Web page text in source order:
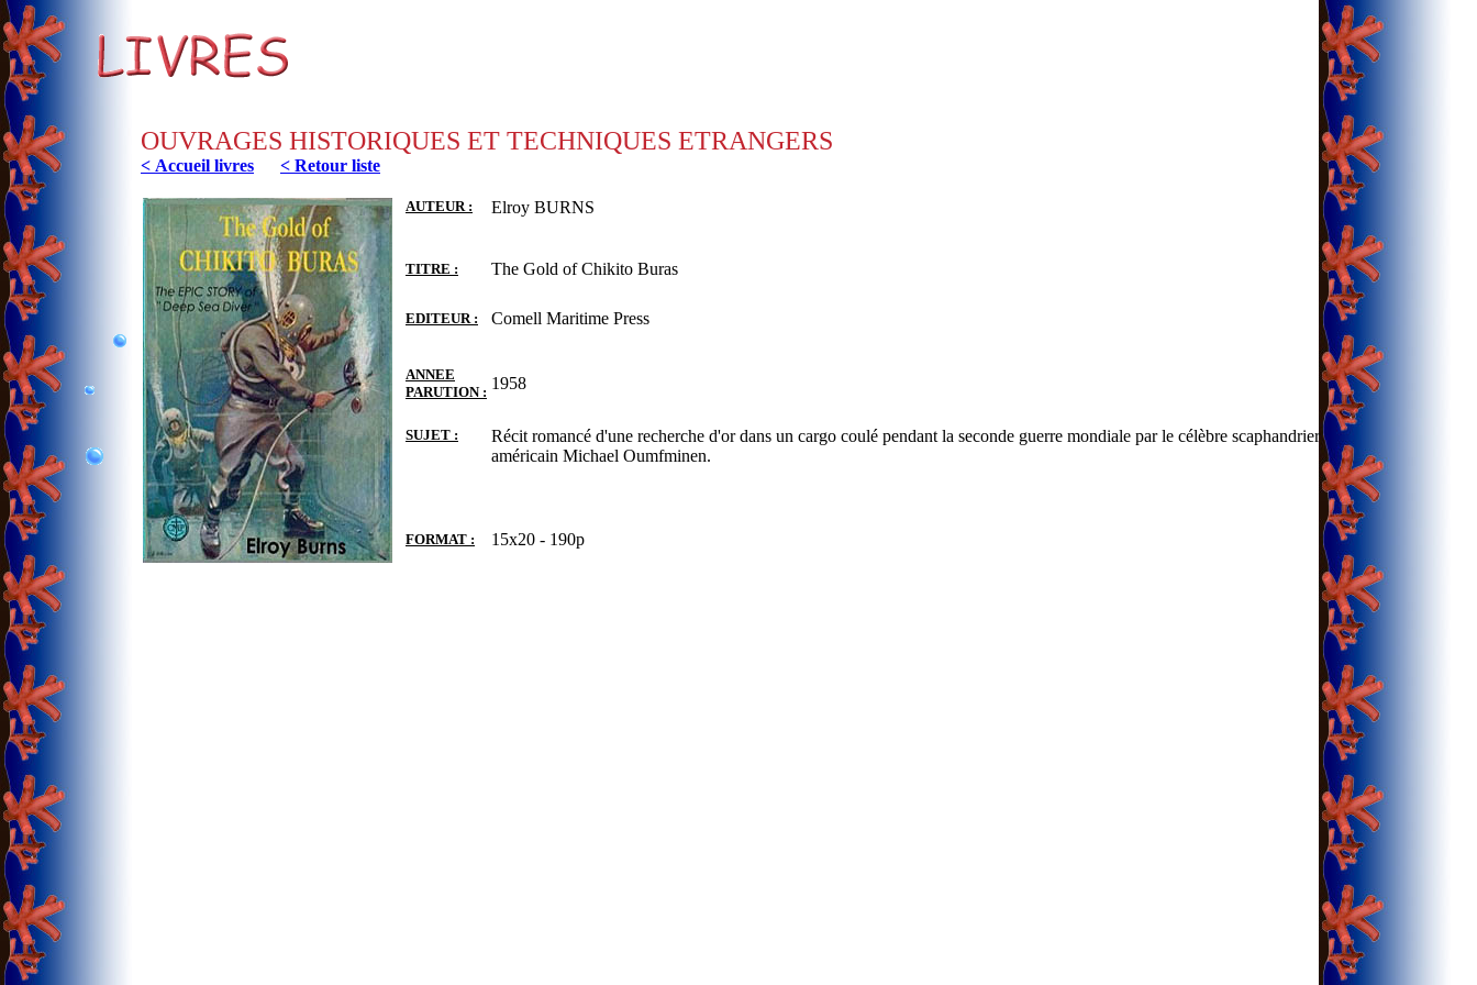
OUVRAGES HISTORIQUES ET TECHNIQUES ETRANGERS
< Accueil livres < Retour liste
AUTEUR : Elroy BURNS
TITRE : The Gold of Chikito Buras
EDITEUR : Comell Maritime Press
ANNEE
PARUTION : 1958
SUJET :
Récit romancé d'une recherche d'or dans un cargo coulé pendant la seconde guerre mondiale par le célèbre scaphandrier
américain Michael Oumfminen.
FORMAT : 15x20 - 190p